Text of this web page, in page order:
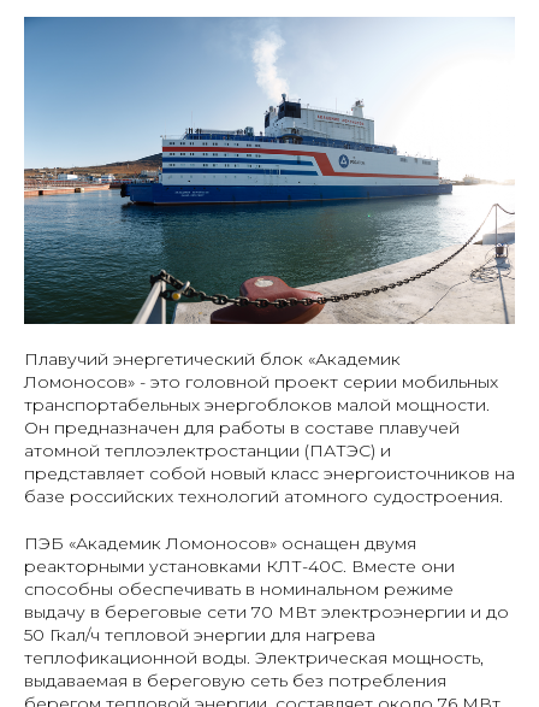
Плавучий энергетический блок «Академик
Ломоносов» - это головной проект серии мобильных
транспортабельных энергоблоков малой мощности.
Он предназначен для работы в составе плавучей
атомной теплоэлектростанции (ПАТЭС) и
представляет собой новый класс энергоисточников на
базе российских технологий атомного судостроения.
ПЭБ «Академик Ломоносов» оснащен двумя
реакторными установками КЛТ-40С. Вместе они
способны обеспечивать в номинальном режиме
выдачу в береговые сети 70 МВт электроэнергии и до
50 Гкал/ч тепловой энергии для нагрева
теплофикационной воды. Электрическая мощность,
выдаваемая в береговую сеть без потребления